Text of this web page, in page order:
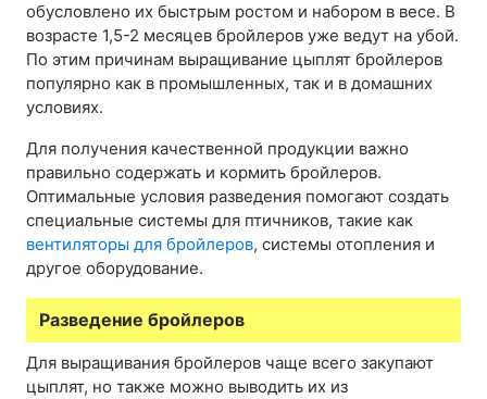
обусловлено их быстрым ростом и набором в весе. В
возрасте 1,5-2 месяцев бройлеров уже ведут на убой.
По этим причинам выращивание цыплят бройлеров
популярно как в промышленных, так и в домашних
условиях.
Для получения качественной продукции важно
правильно содержать и кормить бройлеров.
Оптимальные условия разведения помогают создать
специальные системы для птичников, такие как
вентиляторы для бройлеров, системы отопления и
другое оборудование.
Разведение бройлеров
Для выращивания бройлеров чаще всего закупают
цыплят, но также можно выводить их из